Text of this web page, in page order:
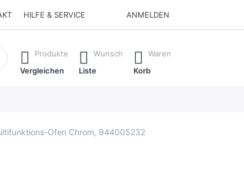
HILFE & SERVICE ANMELDEN
Ergebnisse. Drücken Sie die Eingabetaste, um alle
Produkte
Vergleichen
Wunsch
Liste
Waren
Korb
Ofen Chrom, 944005232